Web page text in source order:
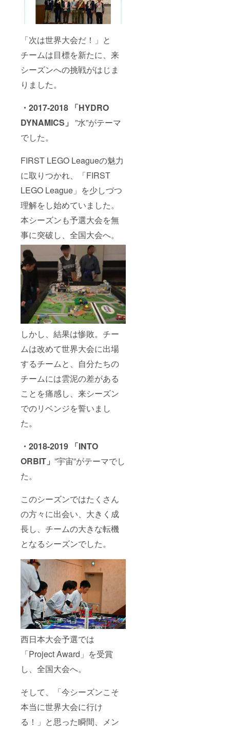
「次は世界大会だ！」と
チームは目標を新たに、来
シーズンへの挑戦がはじま
りました。
・2017-2018 「HYDRO
DYNAMICS」 ”水”がテーマ
でした。
FIRST LEGO Leagueの魅力
に取りつかれ、「FIRST
LEGO League」を少しづつ
理解をし始めていました。
本シーズンも予選大会を無
事に突破し、全国大会へ。
しかし、結果は惨敗。チー
ムは改めて世界大会に出場
するチームと、自分たちの
チームには雲泥の差がある
ことを痛感し、来シーズン
でのリベンジを誓いまし
た。
・2018-2019 「INTO
ORBIT」 ”宇宙”がテーマでし
た。
このシーズンではたくさん
の方々に出会い、大きく成
長し、チームの大きな転機
となるシーズンでした。
西日本大会予選では
「Project Award」を受賞
し、全国大会へ。
そして、「今シーズンこそ
本当に世界大会に行け
る！」と思った瞬間、メン